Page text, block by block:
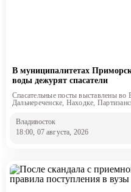
В муниципалитетах
воды дежурят спасатели
Спасательные посты выставлены во
Дальнереченске, Находке,
Владивосток
18:00, 07 августа, 2026